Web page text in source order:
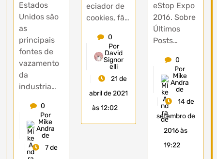
Estados
Unidos são
as
principais
fontes de
vazamento
da
industria…
0
Por
Mike
Andra
de
7 de
eciador de
cookies, fã…
0
Por
David
Signor
elli
21 de
abril de 2021
às 12:02
eStop Expo
2016. Sobre
Últimos
Posts…
0
Por
Mike
Andra
de
14 de
setembro de
2016 às
19:22